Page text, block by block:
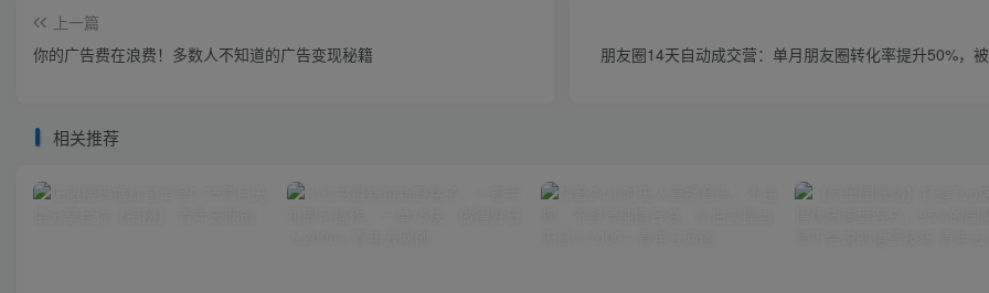
上一篇
你的广告费在浪费！多数人不知道的广告变现秘籍
朋友圈14天自动成交营：单月朋友圈转化率提升50%，
相关推荐